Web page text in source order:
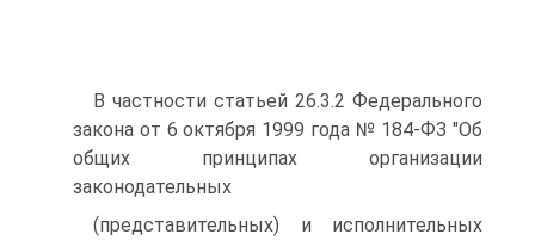
В частности статьей 26.3.2 Федерального
закона от 6 октября 1999 года № 184-ФЗ "Об
общих принципах организации
законодательных
(представительных) и исполнительных